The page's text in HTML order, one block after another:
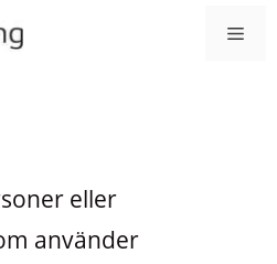
eller
använder